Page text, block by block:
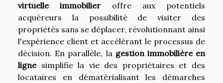
virtuelle immobilier offre aux potentiels
acquéreurs la possibilité de visiter des
propriétés sans se déplacer, révolutionnant ainsi
l'expérience client et accélérant le processus de
décision. En parallèle, la gestion immobilière en
lignesimplifie la vie des propriétaires et des
locataires en dématérialisant les démarches